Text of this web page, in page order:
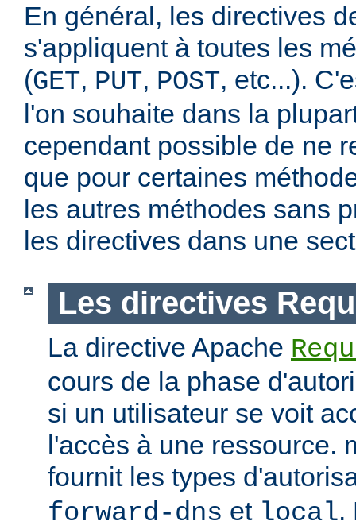
En général, les directives
s'appliquent à toutes les
(GET, PUT, POST, etc...).
l'on souhaite dans la
cependant possible de ne
que pour certaines
les autres méthodes sans
les directives dans une
Les directives
La directive Apache
cours de la phase
si un utilisateur se voit
l'accès à une ressource.
fournit les types
forward-dns et local.